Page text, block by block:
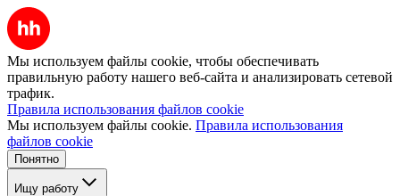
Мы используем файлы cookie, чтобы обеспечивать
правильную работу нашего веб-сайта и анализировать сетевой
трафик.
Правила использования файлов cookie
Мы используем файлы cookie. Правила использования
файлов cookie
Понятно
Ищу работу